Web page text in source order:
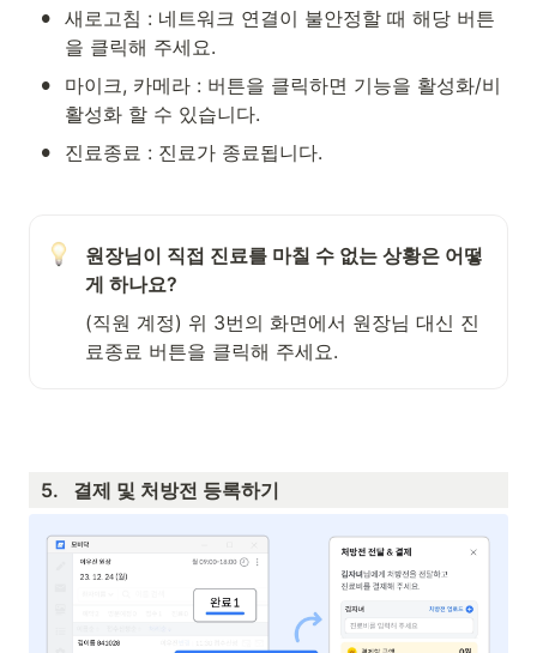
• 새로고침 : 네트워크 연결이 불안정할 때 해당 버튼
을 클릭해 주세요.
•
마이크, 카메라 : 버튼을 클릭하면 기능을 활성화/비
활성화 할 수 있습니다.
• 진료종료 : 진료가 종료됩니다.
원장님이 직접 진료를 마칠 수 없는 상황은 어떻
게 하나요?
(직원 계정) 위 3번의 화면에서 원장님 대신 진
료종료 버튼을 클릭해 주세요.
  5.   결제 및 처방전 등록하기